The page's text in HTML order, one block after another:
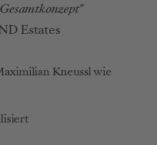
Estates
Kneussl wie